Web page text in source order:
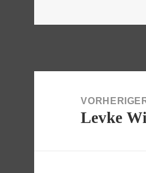
Vorheriger
Levke